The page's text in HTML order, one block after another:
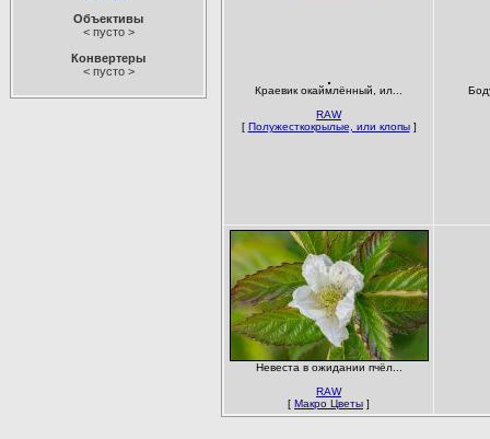
Объективы
< пусто >
Конвертеры
< пусто >
Краевик окаймлённый, ил...
RAW
[ Полужесткокрылые, или клопы]
Невеста в ожидании пчёл...
RAW
[ Макро Цветы ]